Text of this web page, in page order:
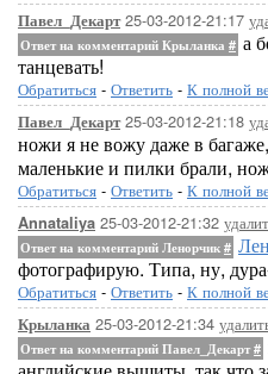
Павел_Декарт25-03-2012-21:17
Ответ на комментарий Крыланка # а
танцевать!
Обратиться - Ответить - К полной
Павел_Декарт25-03-2012-21:18
ножи я не вожу даже в
маленькие и пилки брали,
Обратиться - Ответить - К полной
Annataliya 25-03-2012-21:32
Ответ на комментарий Ленорчик #
фотографирую. Типа, ну,
Обратиться - Ответить - К полной
Крыланка 25-03-2012-21:34
Ответ на комментарий Павел_Декарт#